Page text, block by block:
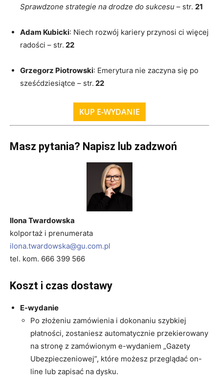
Sprawdzone strategie na drodze do sukcesu – str. 21
Adam Kubicki: Niech rozwój kariery przynosi ci więcej
radości – str. 22
Grzegorz Piotrowski: Emerytura nie zaczyna się po
sześćdziesiątce – str. 22
KUP E-WYDANIE
Masz pytania? Napisz lub zadzwoń
Ilona Twardowska
kolportaż i prenumerata
ilona.twardowska@gu.com.pl
tel. kom. 666 399 566
Koszt i czas dostawy
E-wydanie
Po złożeniu zamówienia i dokonaniu szybkiej
płatności, zostaniesz automatycznie przekierowany
na stronę z zamówionym e-wydaniem „Gazety
Ubezpieczeniowej”, które możesz przeglądać on-
line lub zapisać na dysku.